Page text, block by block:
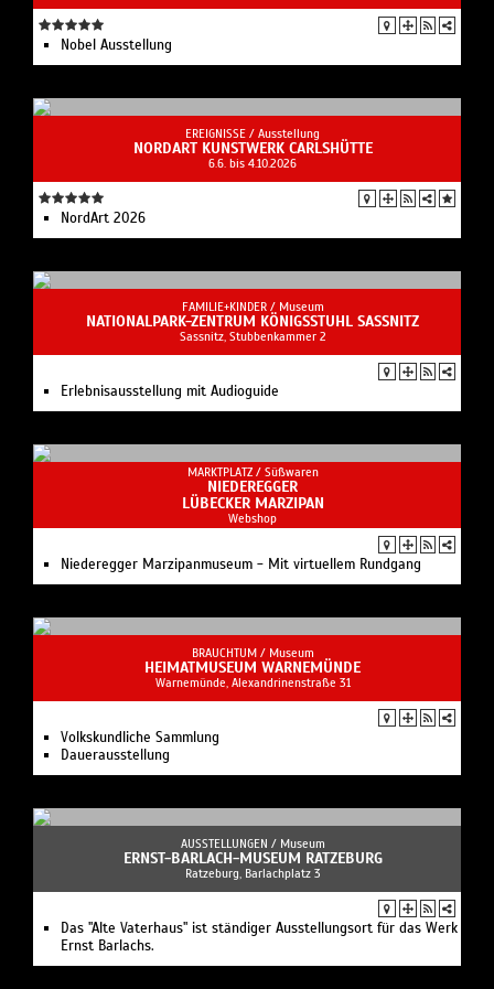
Nobel Ausstellung
EREIGNISSE / Ausstellung
NORDART KUNSTWERK CARLSHÜTTE
6.6. bis 4.10.2026
NordArt 2026
FAMILIE+KINDER / Museum
NATIONALPARK-ZENTRUM KÖNIGSSTUHL SASSNITZ
Sassnitz, Stubbenkammer 2
Erlebnisausstellung mit Audioguide
MARKTPLATZ / Süßwaren
NIEDEREGGER
LÜBECKER MARZIPAN
Webshop
Niederegger Marzipanmuseum - Mit virtuellem Rundgang
BRAUCHTUM / Museum
HEIMATMUSEUM WARNEMÜNDE
Warnemünde, Alexandrinenstraße 31
Volkskundliche Sammlung
Dauerausstellung
AUSSTELLUNGEN / Museum
ERNST-BARLACH-MUSEUM RATZEBURG
Ratzeburg, Barlachplatz 3
Das "Alte Vaterhaus" ist ständiger Ausstellungsort für das Werk
Ernst Barlachs.